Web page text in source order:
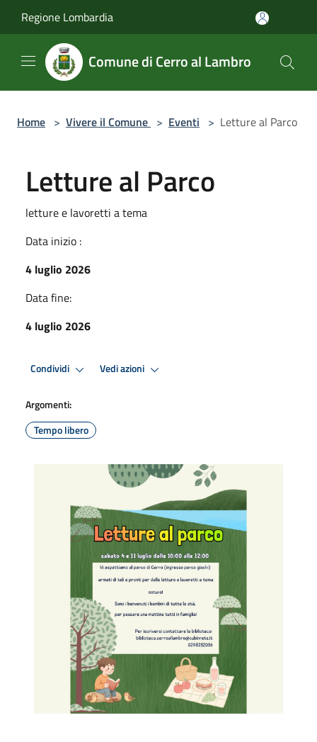
Regione Lombardia
Comune di Cerro al Lambro
Home > Vivere il Comune > Eventi > Letture al Parco
Letture al Parco
letture e lavoretti a tema
Data inizio :
4 luglio 2026
Data fine:
4 luglio 2026
Condividi Vedi azioni
Argomenti:
Tempo libero